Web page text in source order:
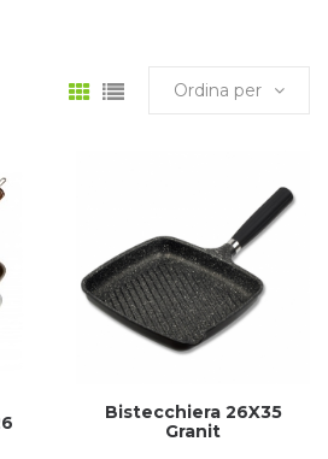
Ordina per
Bistecchiera 26X35
Granit